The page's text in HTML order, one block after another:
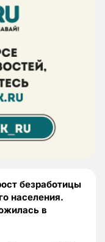
безработицы
населения.
в